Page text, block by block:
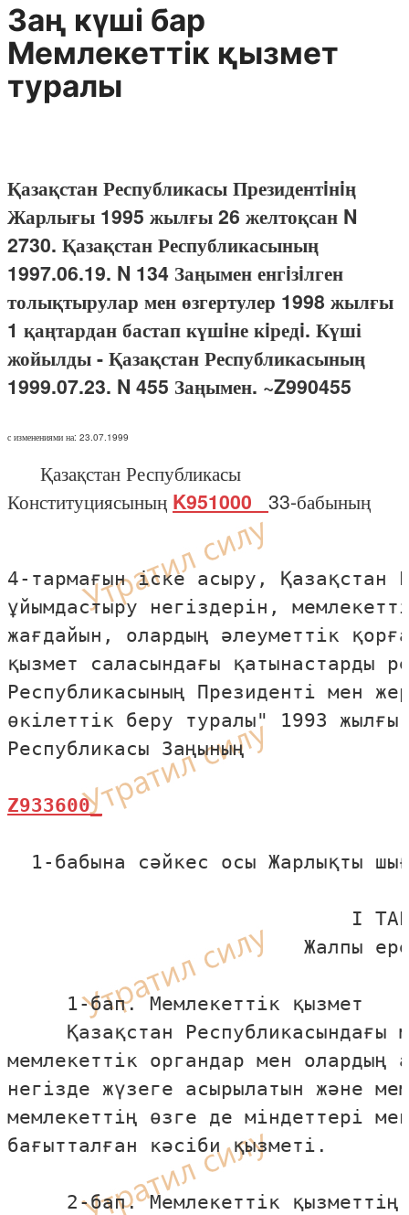
Заң күшi бар
Мемлекеттiк қызмет
туралы
Қазақстан Республикасы Президентiнiң
Жарлығы 1995 жылғы 26 желтоқсан N
2730. Қазақстан Республикасының
1997.06.19. N 134 Заңымен енгiзiлген
толықтырулар мен өзгертулер 1998 жылғы
1 қаңтардан бастап күшiне кiредi. Күші
жойылды - Қазақстан Республикасының
1999.07.23. N 455 Заңымен. ~Z990455
с изменениями на: 23.07.1999
Қазақстан Республикасы
Конституциясының K951000_ 33-бабының
4-тармағын iске асыру, Қазақстан
ұйымдастыру негiздерiн,
жағдайын, олардың әлеуметтiк
қызмет саласындағы қатынастарды
Республикасының Президентi мен
өкiлеттiк беру туралы" 1993 жылғы
1-бабына сәйкес осы Жарлықты
I
Жалпы
     1-бап. Мемлекеттiк қызмет
Қазақстан Республикасындағы
мемлекеттiк органдар мен олардың
негiзде жүзеге асырылатын және
мемлекеттiң өзге де мiндеттерi
бағытталған кәсiби қызметi.
2-бап. Мемлекеттiк қызметтiң